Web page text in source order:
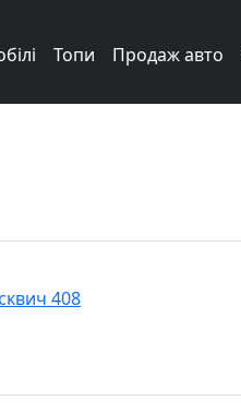
Топи Продаж авто
408